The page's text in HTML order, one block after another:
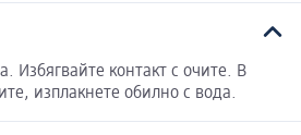
Избягвайте контакт с очите. В
изплакнете обилно с вода.